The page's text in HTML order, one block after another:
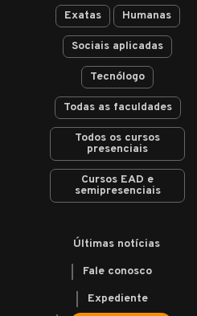
Exatas Humanas
Sociais aplicadas
Tecnólogo
Todas as faculdades
Todos os cursos
presenciais
Cursos EAD e
semipresenciais
Últimas notícias
Fale conosco
Expediente